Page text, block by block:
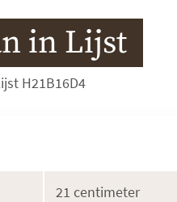
in Lijst
H21B16D4
21 centimeter